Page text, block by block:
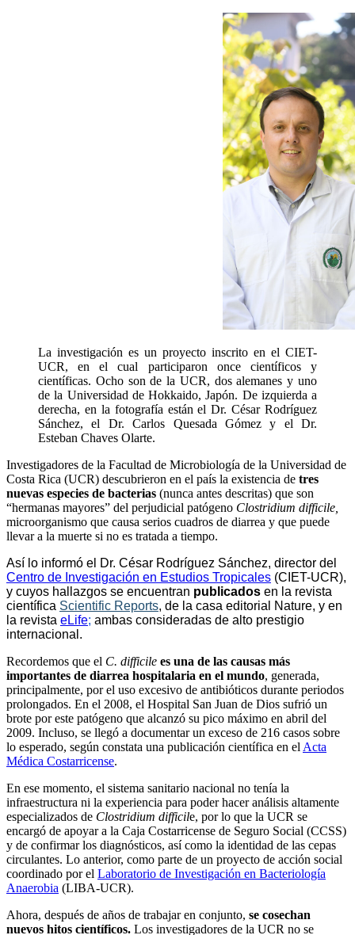
La investigación es un proyecto inscrito en el CIET-
UCR, en el cual participaron once científicos y
científicas. Ocho son de la UCR, dos alemanes y uno
de la Universidad de Hokkaido, Japón. De izquierda a
derecha, en la fotografía están el Dr. César Rodríguez
Sánchez, el Dr. Carlos Quesada Gómez y el Dr.
Esteban Chaves Olarte.
Investigadores de la Facultad de Microbiología de la Universidad de
Costa Rica (UCR) descubrieron en el país la existencia de tres
nuevas especies de bacterias (nunca antes descritas) que son
“hermanas mayores” del perjudicial patógeno Clostridium difficile,
microorganismo que causa serios cuadros de diarrea y que puede
llevar a la muerte si no es tratada a tiempo.
Así lo informó el Dr. César Rodríguez Sánchez, director del
Centro de Investigación en Estudios Tropicales (CIET-UCR),
y cuyos hallazgos se encuentran publicados en la revista
científica Scientific Reports, de la casa editorial Nature, y en
la revista eLife; ambas consideradas de alto prestigio
internacional.
Recordemos que el C. difficile es una de las causas más
importantes de diarrea hospitalaria en el mundo, generada,
principalmente, por el uso excesivo de antibióticos durante periodos
prolongados. En el 2008, el Hospital San Juan de Dios sufrió un
brote por este patógeno que alcanzó su pico máximo en abril del
2009. Incluso, se llegó a documentar un exceso de 216 casos sobre
lo esperado, según constata una publicación científica en el Acta
Médica Costarricense.
En ese momento, el sistema sanitario nacional no tenía la
infraestructura ni la experiencia para poder hacer análisis altamente
especializados de Clostridium difficile, por lo que la UCR se
encargó de apoyar a la Caja Costarricense de Seguro Social (CCSS)
y de confirmar los diagnósticos, así como la identidad de las cepas
circulantes. Lo anterior, como parte de un proyecto de acción social
coordinado por el Laboratorio de Investigación en Bacteriología
Anaerobia (LIBA-UCR).
Ahora, después de años de trabajar en conjunto, se cosechan
nuevos hitos científicos. Los investigadores de la UCR no se